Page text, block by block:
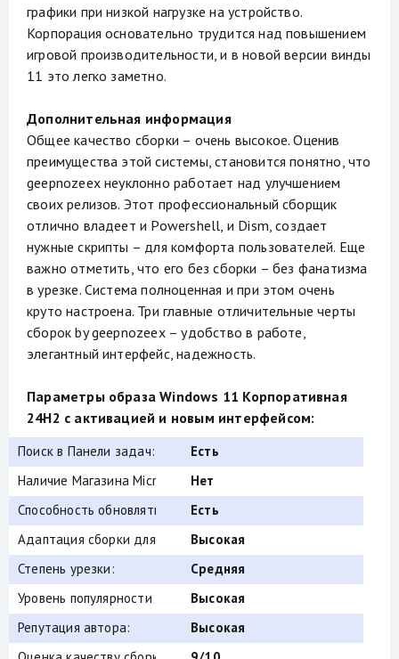
графики при низкой нагрузке на устройство.
Корпорация основательно трудится над повышением
игровой производительности, и в новой версии винды
11 это легко заметно.
Дополнительная информация
Общее качество сборки – очень высокое. Оценив
преимущества этой системы, становится понятно, что
geepnozeex неуклонно работает над улучшением
своих релизов. Этот профессиональный сборщик
отлично владеет и Powershell, и Dism, создает
нужные скрипты – для комфорта пользователей. Еще
важно отметить, что его без сборки – без фанатизма
в урезке. Система полноценная и при этом очень
круто настроена. Три главные отличительные черты
сборок by geepnozeex – удобство в работе,
элегантный интерфейс, надежность.
Параметры образа Windows 11 Корпоративная
24H2 с активацией и новым интерфейсом:
Поиск в Панели задач:
Есть
Наличие Магазина Microsoft Store:
Нет
Способность обновляться (по Windows Update) :
Есть
Адаптация сборки для игр:
Высокая
Степень урезки:
Средняя
Уровень популярности по скачиваниям:
Высокая
Репутация автора:
Высокая